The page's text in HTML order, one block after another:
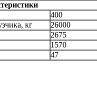
400
кг
26000
2675
1570
47